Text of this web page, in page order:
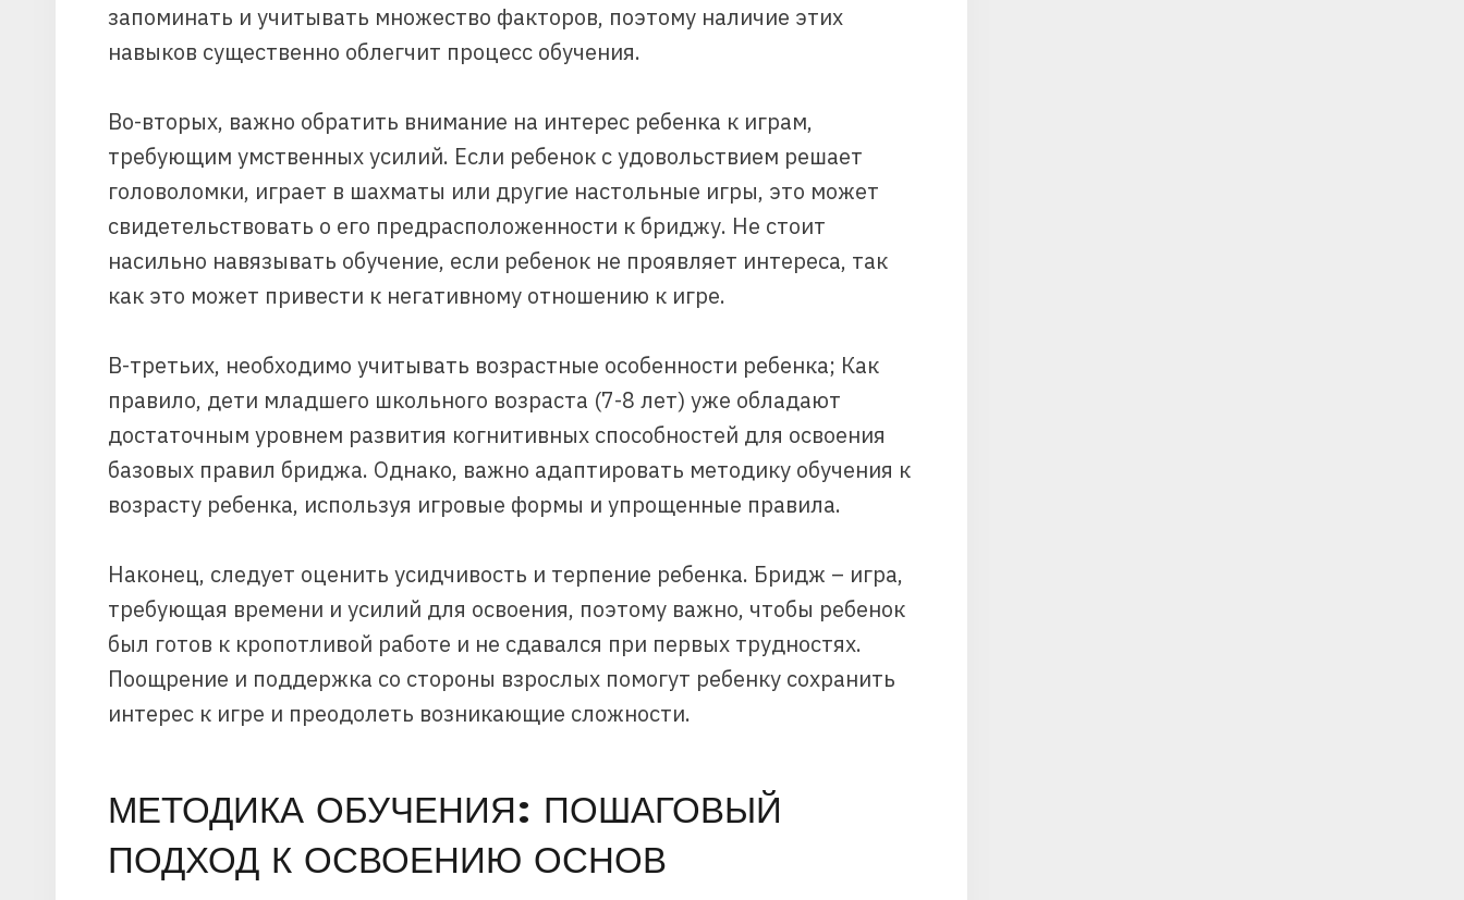
запоминать и учитывать множество факторов, поэтому наличие этих
навыков существенно облегчит процесс обучения.
Во-вторых, важно обратить внимание на интерес ребенка к играм,
требующим умственных усилий. Если ребенок с удовольствием решает
головоломки, играет в шахматы или другие настольные игры, это может
свидетельствовать о его предрасположенности к бриджу. Не стоит
насильно навязывать обучение, если ребенок не проявляет интереса, так
как это может привести к негативному отношению к игре.
В-третьих, необходимо учитывать возрастные особенности ребенка; Как
правило, дети младшего школьного возраста (7-8 лет) уже обладают
достаточным уровнем развития когнитивных способностей для освоения
базовых правил бриджа. Однако, важно адаптировать методику обучения к
возрасту ребенка, используя игровые формы и упрощенные правила.
Наконец, следует оценить усидчивость и терпение ребенка. Бридж – игра,
требующая времени и усилий для освоения, поэтому важно, чтобы ребенок
был готов к кропотливой работе и не сдавался при первых трудностях.
Поощрение и поддержка со стороны взрослых помогут ребенку сохранить
интерес к игре и преодолеть возникающие сложности.
МЕТОДИКА ОБУЧЕНИЯ: ПОШАГОВЫЙ
ПОДХОД К ОСВОЕНИЮ ОСНОВ